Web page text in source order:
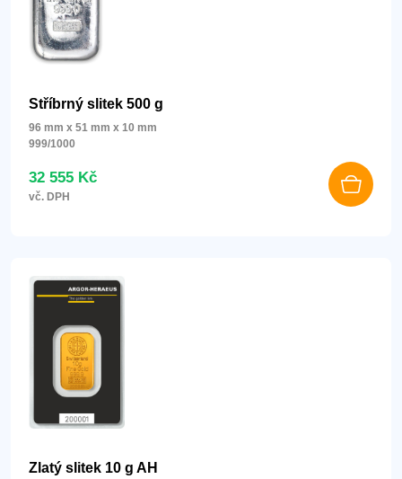
Stříbrný slitek 500 g
96 mm x 51 mm x 10 mm
999/1000
32 555 Kč
vč. DPH
Zlatý slitek 10 g AH